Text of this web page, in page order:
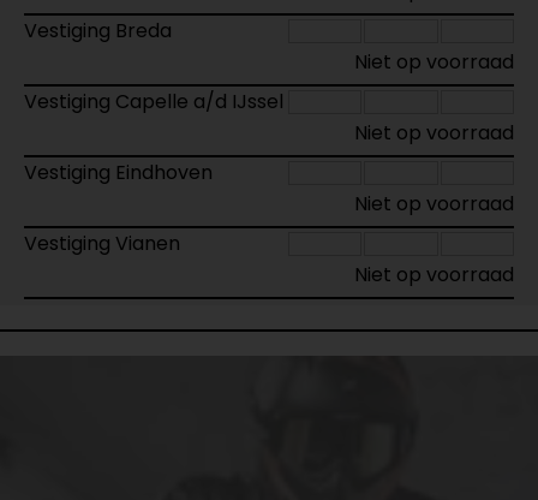
Vestiging Breda
Niet op voorraad
Vestiging Capelle a/d IJssel
Niet op voorraad
Vestiging Eindhoven
Niet op voorraad
Vestiging Vianen
Niet op voorraad